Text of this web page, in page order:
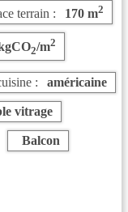
terrain : 170 m2
2/m2
: américaine
vitrage
Balcon